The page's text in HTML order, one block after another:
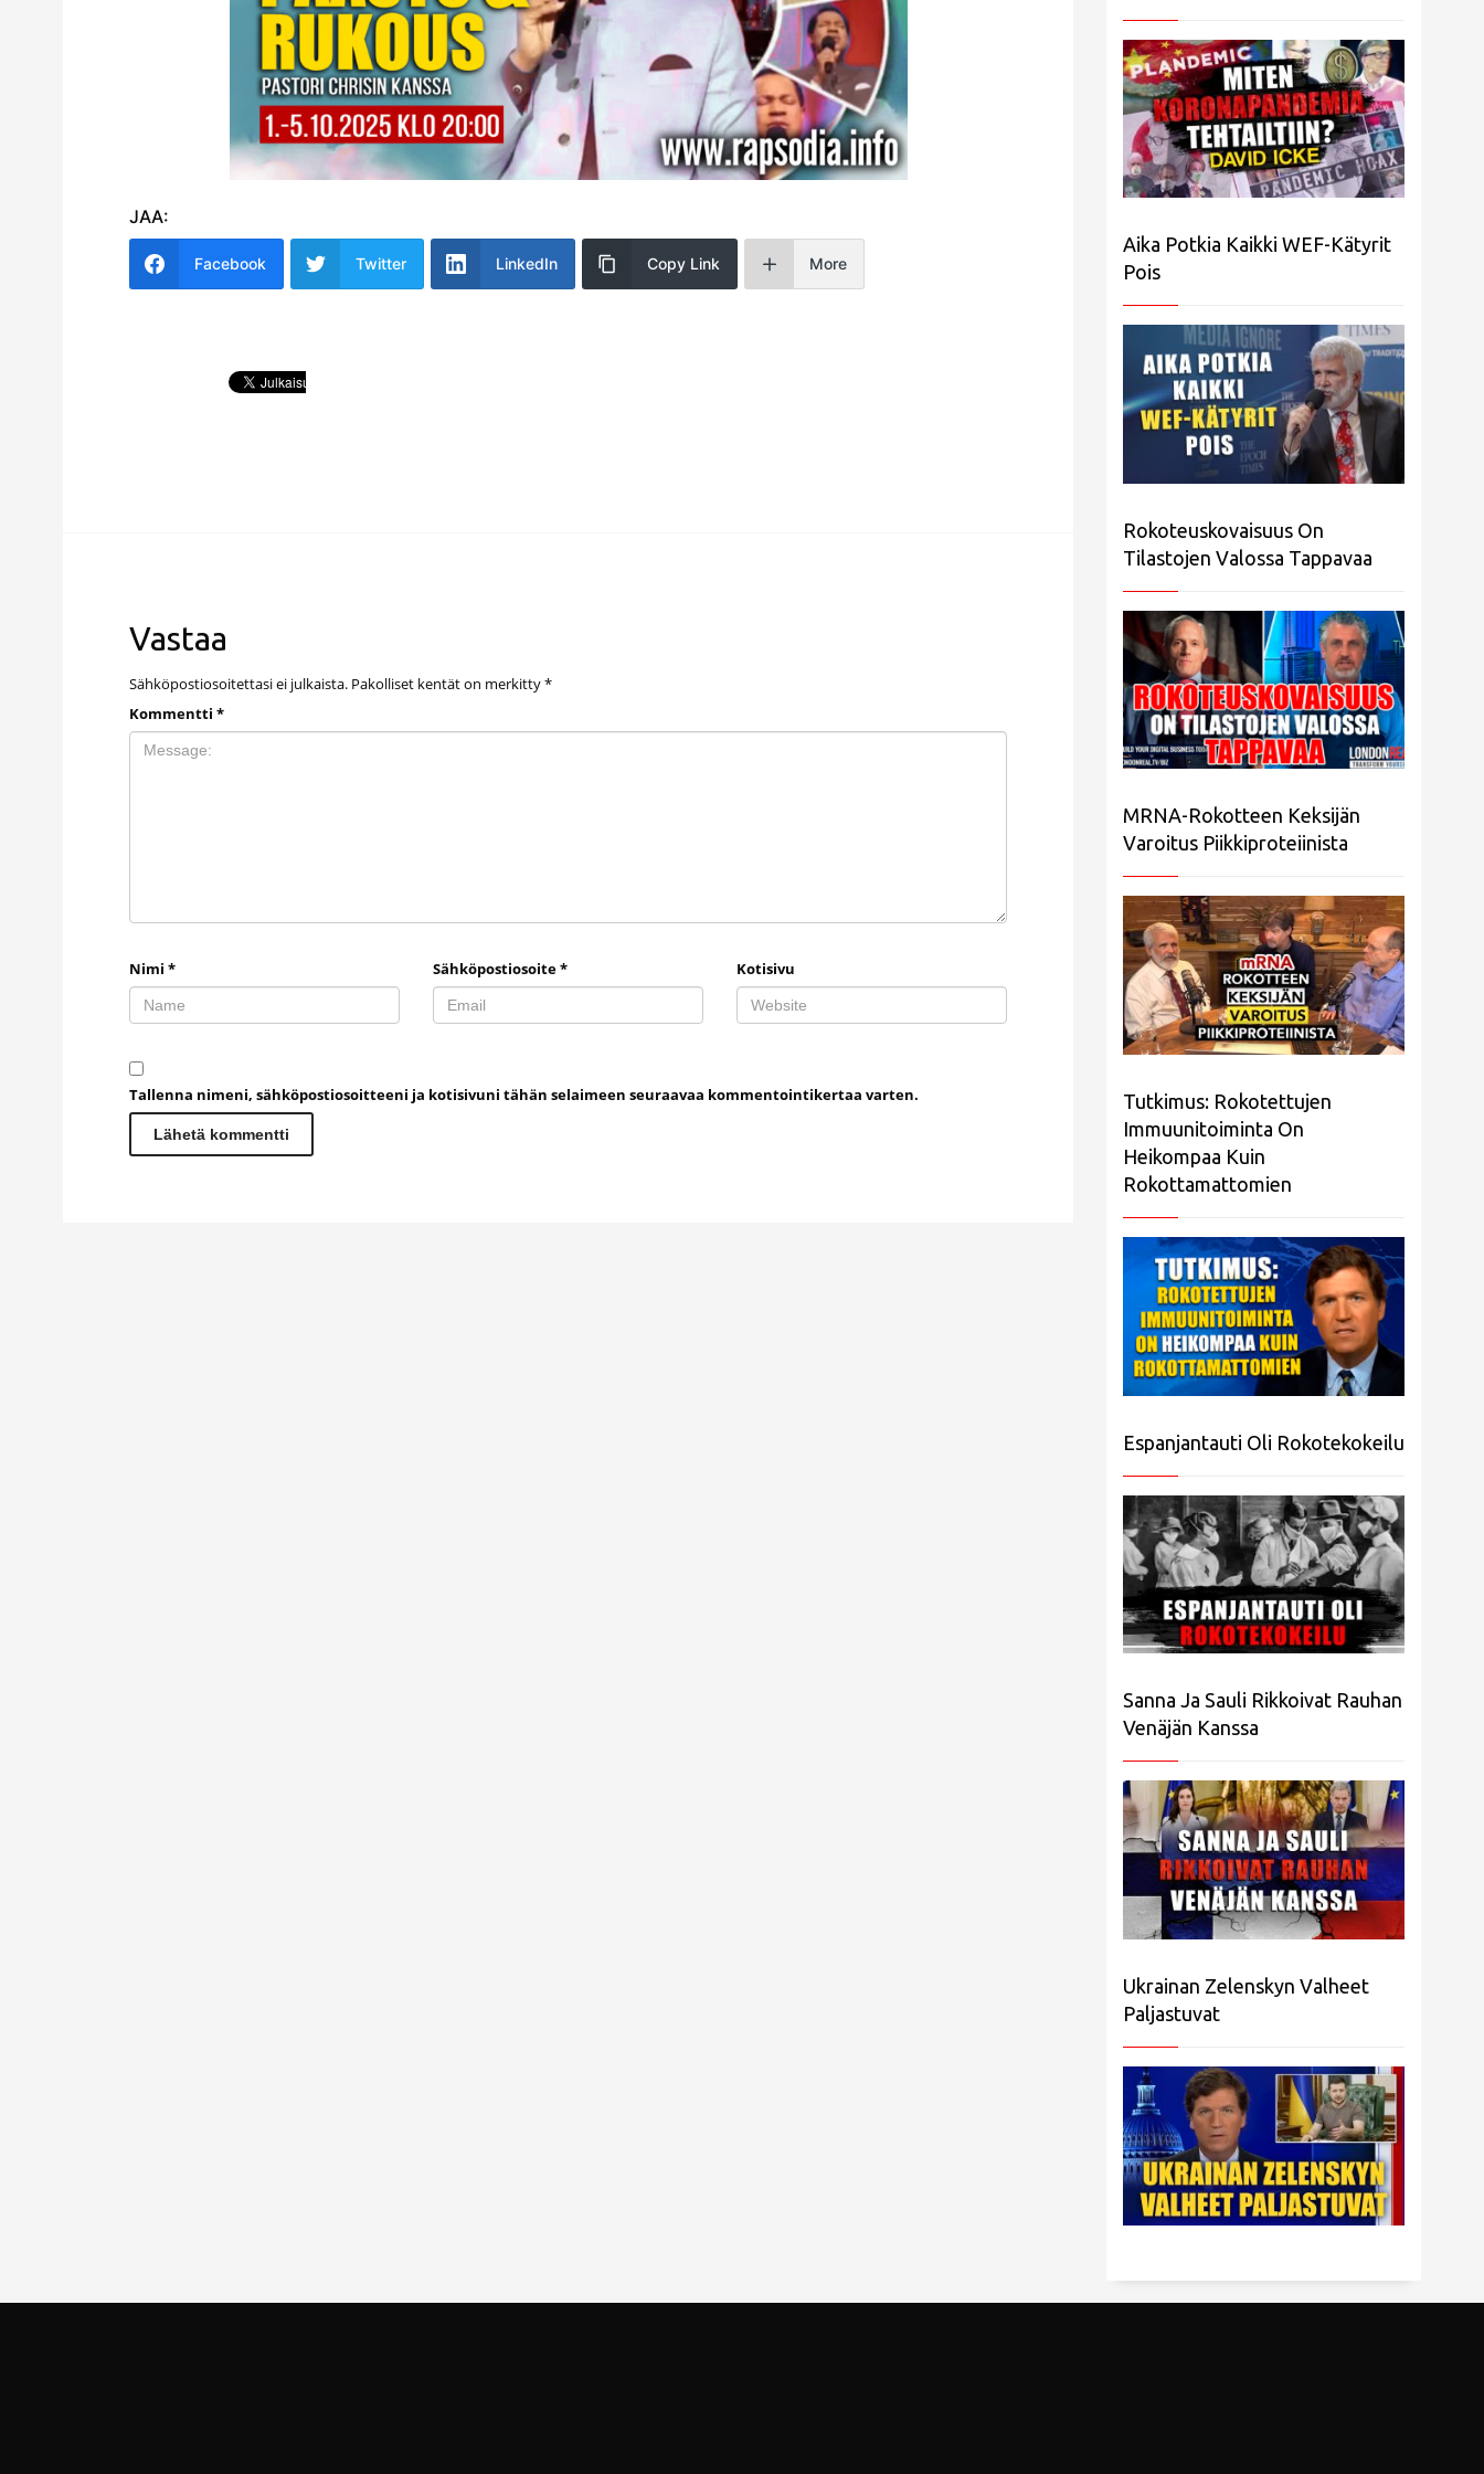
JAA:
Facebook Twitter LinkedIn Copy Link More
Vastaa
Sähköpostiosoitettasi ei julkaista. Pakolliset kentät on merkitty*
Kommentti *
Nimi * Sähköpostiosoite* Kotisivu
Tallenna nimeni, sähköpostiosoitteeni ja kotisivuni tähän selaimeen seuraavaa kommentointikertaa varten.
Aika Potkia Kaikki WEF-Kätyrit
Pois
Rokoteuskovaisuus On
Tilastojen Valossa Tappavaa
MRNA-Rokotteen Keksijän
Varoitus Piikkiproteiinista
Tutkimus: Rokotettujen
Immuunitoiminta On
Heikompaa Kuin
Rokottamattomien
Espanjantauti Oli Rokotekokeilu
Sanna Ja Sauli Rikkoivat Rauhan
Venäjän Kanssa
Ukrainan Zelenskyn Valheet
Paljastuvat